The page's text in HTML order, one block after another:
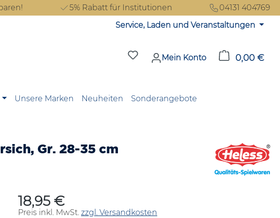
5% Rabatt für Institutionen
04131 404769
Service, Laden und Veranstaltungen
Du hast 0 Produkte auf dem
Mein Konto 0,00 €
Unsere Marken Neuheiten Sonderangebote
Gr. 28-35 cm
Regulärer Preis:
18,95 €
Preis inkl. MwSt. zzgl. Versandkosten